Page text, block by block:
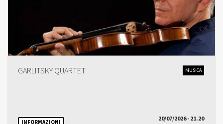
GARLITSKY QUARTET MUSICA
INFORMAZIONI
20/07/2026 - 21.20